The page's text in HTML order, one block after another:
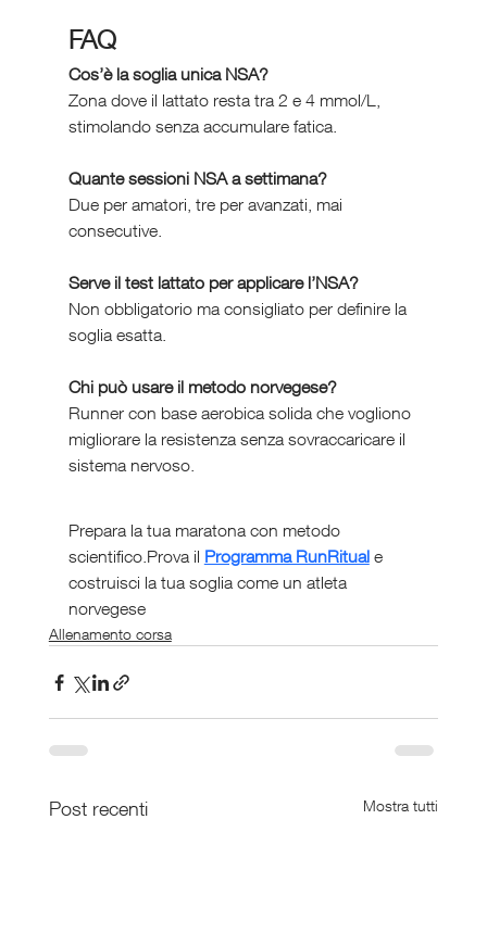
FAQ
Cos’è la soglia unica NSA?
Zona dove il lattato resta tra 2 e 4 mmol/L,
stimolando senza accumulare fatica.
Quante sessioni NSA a settimana?
Due per amatori, tre per avanzati, mai
consecutive.
Serve il test lattato per applicare l’NSA?
Non obbligatorio ma consigliato per definire la
soglia esatta.
Chi può usare il metodo norvegese?
Runner con base aerobica solida che vogliono
migliorare la resistenza senza sovraccaricare il
sistema nervoso.
Prepara la tua maratona con metodo
scientifico.Prova il Programma RunRitual e
costruisci la tua soglia come un atleta
norvegese
Allenamento corsa
Post recenti Mostra tutti